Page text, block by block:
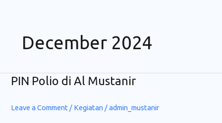
December 2024
PIN Polio di Al Mustanir
Leave a Comment / Kegiatan /admin_mustanir
PIN
di